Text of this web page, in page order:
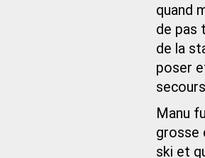
quand
de pas
de la
poser
Manu
grosse
ski et